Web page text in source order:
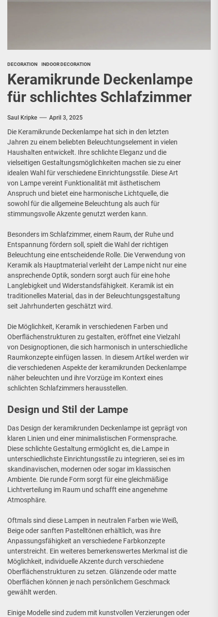
DECORATION INDOOR DECORATION
Keramikrunde Deckenlampe
für schlichtes Schlafzimmer
Saul Kripke April 3, 2025
Die Keramikrunde Deckenlampe hat sich in den letzten
Jahren zu einem beliebten Beleuchtungselement in vielen
Haushalten entwickelt. Ihre schlichte Eleganz und die
vielseitigen Gestaltungsmöglichkeiten machen sie zu einer
idealen Wahl für verschiedene Einrichtungsstile. Diese Art
von Lampe vereint Funktionalität mit ästhetischem
Anspruch und bietet eine harmonische Lichtquelle, die
sowohl für die allgemeine Beleuchtung als auch für
stimmungsvolle Akzente genutzt werden kann.
Besonders im Schlafzimmer, einem Raum, der Ruhe und
Entspannung fördern soll, spielt die Wahl der richtigen
Beleuchtung eine entscheidende Rolle. Die Verwendung von
Keramik als Hauptmaterial verleiht der Lampe nicht nur eine
ansprechende Optik, sondern sorgt auch für eine hohe
Langlebigkeit und Widerstandsfähigkeit. Keramik ist ein
traditionelles Material, das in der Beleuchtungsgestaltung
seit Jahrhunderten geschätzt wird.
Die Möglichkeit, Keramik in verschiedenen Farben und
Oberflächenstrukturen zu gestalten, eröffnet eine Vielzahl
von Designoptionen, die sich harmonisch in unterschiedliche
Raumkonzepte einfügen lassen. In diesem Artikel werden wir
die verschiedenen Aspekte der keramikrunden Deckenlampe
näher beleuchten und ihre Vorzüge im Kontext eines
schlichten Schlafzimmers herausstellen.
Design und Stil der Lampe
Das Design der keramikrunden Deckenlampe ist geprägt von
klaren Linien und einer minimalistischen Formensprache.
Diese schlichte Gestaltung ermöglicht es, die Lampe in
unterschiedlichste Einrichtungsstile zu integrieren, sei es im
skandinavischen, modernen oder sogar im klassischen
Ambiente. Die runde Form sorgt für eine gleichmäßige
Lichtverteilung im Raum und schafft eine angenehme
Atmosphäre.
Oftmals sind diese Lampen in neutralen Farben wie Weiß,
Beige oder sanften Pastelltönen erhältlich, was ihre
Anpassungsfähigkeit an verschiedene Farbkonzepte
unterstreicht. Ein weiteres bemerkenswertes Merkmal ist die
Möglichkeit, individuelle Akzente durch verschiedene
Oberflächenstrukturen zu setzen. Glänzende oder matte
Oberflächen können je nach persönlichem Geschmack
gewählt werden.
Einige Modelle sind zudem mit kunstvollen Verzierungen oder